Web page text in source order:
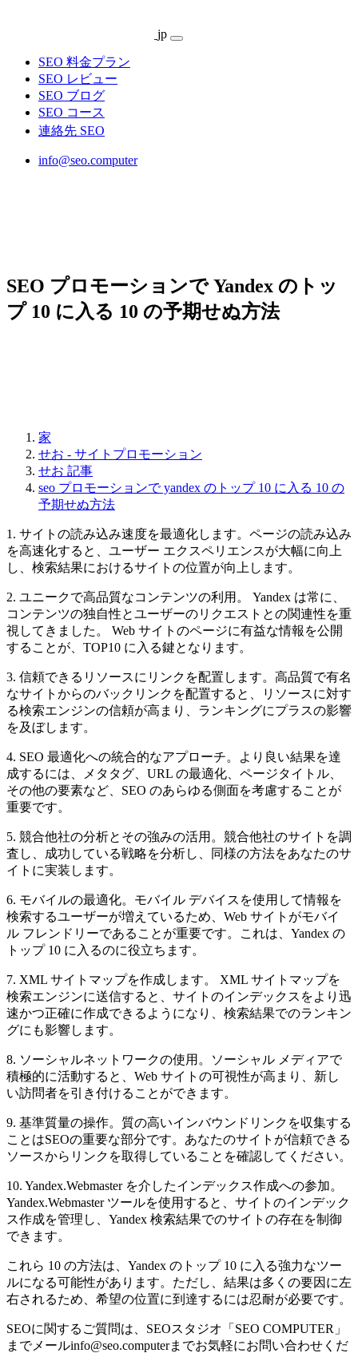
jp
SEO 料金プラン
SEO レビュー
SEO ブログ
SEO コース
連絡先 SEO
info@seo.computer
SEO プロモーションで Yandex のトッ
プ 10 に入る 10 の予期せぬ方法
家
せお - サイトプロモーション
せお 記事
seo プロモーションで yandex のトップ 10 に入る 10 の
予期せぬ方法
1. サイトの読み込み速度を最適化します。ページの読み込み
を高速化すると、ユーザー エクスペリエンスが大幅に向上
し、検索結果におけるサイトの位置が向上します。
2. ユニークで高品質なコンテンツの利用。 Yandex は常に、
コンテンツの独自性とユーザーのリクエストとの関連性を重
視してきました。 Web サイトのページに有益な情報を公開
することが、TOP10 に入る鍵となります。
3. 信頼できるリソースにリンクを配置します。高品質で有名
なサイトからのバックリンクを配置すると、リソースに対す
る検索エンジンの信頼が高まり、ランキングにプラスの影響
を及ぼします。
4. SEO 最適化への統合的なアプローチ。より良い結果を達
成するには、メタタグ、URL の最適化、ページタイトル、
その他の要素など、SEO のあらゆる側面を考慮することが
重要です。
5. 競合他社の分析とその強みの活用。競合他社のサイトを調
査し、成功している戦略を分析し、同様の方法をあなたのサ
イトに実装します。
6. モバイルの最適化。モバイル デバイスを使用して情報を
検索するユーザーが増えているため、Web サイトがモバイ
ル フレンドリーであることが重要です。これは、Yandex の
トップ 10 に入るのに役立ちます。
7. XML サイトマップを作成します。 XML サイトマップを
検索エンジンに送信すると、サイトのインデックスをより迅
速かつ正確に作成できるようになり、検索結果でのランキン
グにも影響します。
8. ソーシャルネットワークの使用。ソーシャル メディアで
積極的に活動すると、Web サイトの可視性が高まり、新し
い訪問者を引き付けることができます。
9. 基準質量の操作。質の高いインバウンドリンクを収集する
ことはSEOの重要な部分です。あなたのサイトが信頼できる
ソースからリンクを取得していることを確認してください。
10. Yandex.Webmaster を介したインデックス作成への参加。
Yandex.Webmaster ツールを使用すると、サイトのインデック
ス作成を管理し、Yandex 検索結果でのサイトの存在を制御
できます。
これら 10 の方法は、Yandex のトップ 10 に入る強力なツー
ルになる可能性があります。ただし、結果は多くの要因に左
右されるため、希望の位置に到達するには忍耐が必要です。
SEOに関するご質問は、SEOスタジオ「SEO COMPUTER」
までメールinfo@seo.computerまでお気軽にお問い合わせくだ